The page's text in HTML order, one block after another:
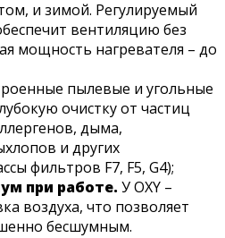
и зимой. Регулируемый
вентиляцию без
мощность нагревателя – до
пылевые и угольные
очистку от частиц
дыма,
и других
фильтров F7, F5, G4);
при работе. У OXY –
воздуха, что позволяет
бесшумным.